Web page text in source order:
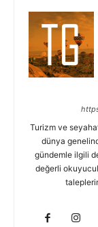
Turizm ve
dünya
gündemle ilgili
değerli